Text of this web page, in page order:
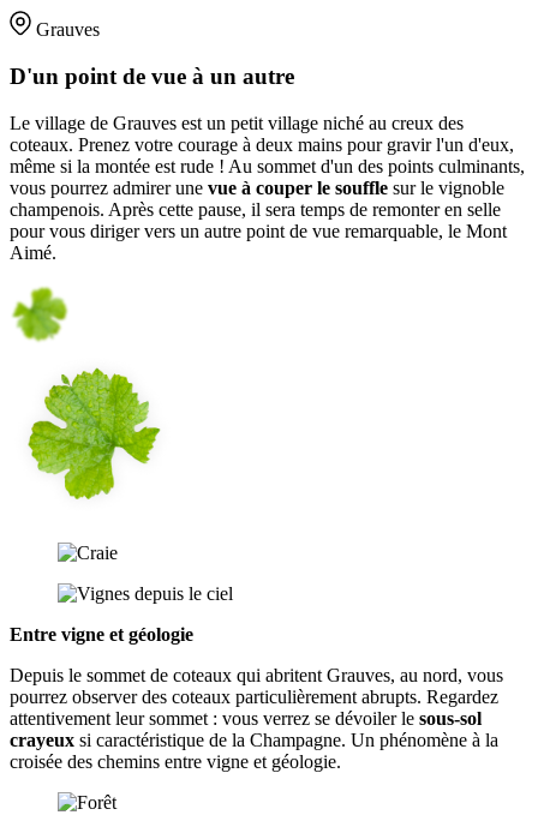
Grauves
D'un point de vue à un autre
Le village de Grauves est un petit village niché au creux des
coteaux. Prenez votre courage à deux mains pour gravir l'un d'eux,
même si la montée est rude ! Au sommet d'un des points culminants,
vous pourrez admirer une vue à couper le souffle sur le vignoble
champenois. Après cette pause, il sera temps de remonter en selle
pour vous diriger vers un autre point de vue remarquable, le Mont
Aimé.
Entre vigne et géologie
Depuis le sommet de coteaux qui abritent Grauves, au nord, vous
pourrez observer des coteaux particulièrement abrupts. Regardez
attentivement leur sommet : vous verrez se dévoiler le sous-sol
crayeux si caractéristique de la Champagne. Un phénomène à la
croisée des chemins entre vigne et géologie.